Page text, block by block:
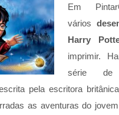
Em
vários
Harry
imprimir.
série de
pela escritora
as aventuras do